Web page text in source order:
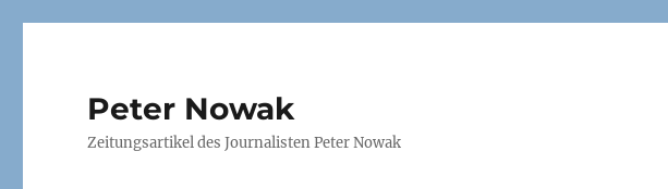
Peter Nowak
Zeitungsartikel des Journalisten Peter Nowak